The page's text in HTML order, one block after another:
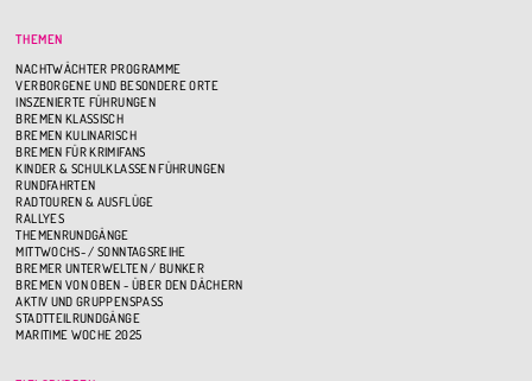
THEMEN
NACHTWÄCHTER PROGRAMME
VERBORGENE UND BESONDERE ORTE
INSZENIERTE FÜHRUNGEN
BREMEN KLASSISCH
BREMEN KULINARISCH
BREMEN FÜR KRIMIFANS
KINDER & SCHULKLASSEN FÜHRUNGEN
RUNDFAHRTEN
RADTOUREN & AUSFLÜGE
RALLYES
THEMENRUNDGÄNGE
MITTWOCHS- / SONNTAGSREIHE
BREMER UNTERWELTEN / BUNKER
BREMEN VON OBEN - ÜBER DEN DÄCHERN
AKTIV UND GRUPPENSPASS
STADTTEILRUNDGÄNGE
MARITIME WOCHE 2025